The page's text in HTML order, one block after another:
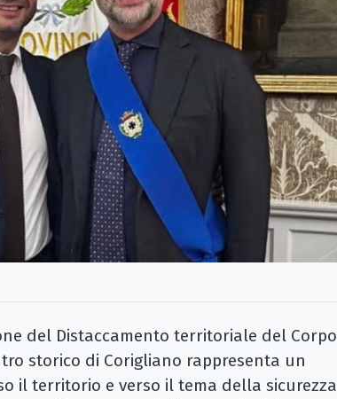
del Distaccamento territoriale del Corpo
storico di Corigliano rappresenta un
il territorio e verso il tema della sicurezza